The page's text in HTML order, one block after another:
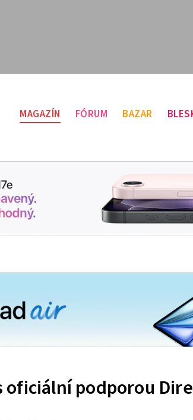
MAGAZÍN FÓRUM BAZAR
oficiální podporou